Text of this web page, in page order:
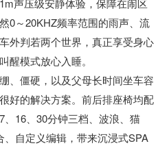
0～20KHZ频率范围的雨声、流
外判若两个世界，真正享受身心
醒模式放心入睡。
、僵硬，以及父母长时间坐车容
好的解决方案。前后排座椅均配
16、30分钟三档、波浪、猫
自定义编辑，带来沉浸式SPA